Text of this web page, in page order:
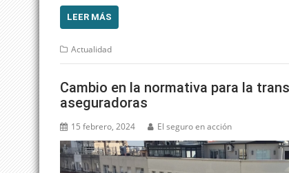
LEER MÁS
Actualidad
Cambio en la normativa para la
aseguradoras
15 febrero, 2024 El seguro en acción